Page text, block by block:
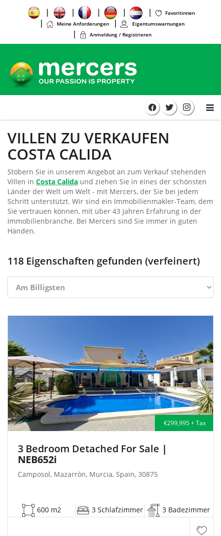
Favoritinnen
Meine Anforderungen
Eigentumswarnungen
Anmeldung / Registrieren
VILLEN ZU VERKAUFEN
COSTA CALIDA
Stöbern Sie in unserem Angebot an zum Verkauf stehenden
Villen in Costa Calida und ziehen Sie in eines der schönsten
Länder der Welt um Welt - mit Mercers, der Sie bei jedem
Schritt unterstützt. Wir sind ein Immobilienmakler-Team, dem
Sie vertrauen können, mit über 43 Jahren Erfahrung in der
Immobilienbranche. Bei Mercers sind Sie immer in guten
Händen.
118 Eigenschaften gefunden (verfeinert)
€299,995 + Tax
3 Bedroom Detached For Sale |
NEB652i
Camposol, Mazarrón, Murcia, Spain, 30875
600 m2 3 Schlafzimmer 3 Badezimmer